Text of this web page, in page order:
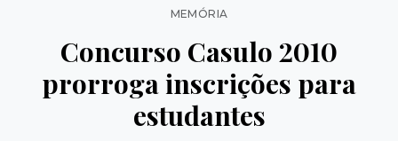
Categorias
MEMÓRIA
Concurso Casulo 2010
prorroga inscrições para
estudantes